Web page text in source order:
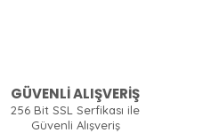
GÜVENLİ ALIŞVERİŞ
256 Bit SSL Serfikası ile
Güvenli Alışveriş